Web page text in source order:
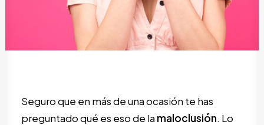
Seguro que en más de una ocasión te has
preguntado qué es eso de la maloclusión. Lo